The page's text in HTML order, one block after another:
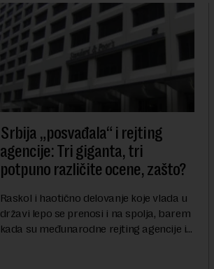
Srbija „posvađala“ i rejting
agencije: Tri giganta, tri
potpuno različite ocene, zašto?
Raskol i haotično delovanje koje vlada u
državi lepo se prenosi i na spolja, barem
kada su međunarodne rejting agencije i